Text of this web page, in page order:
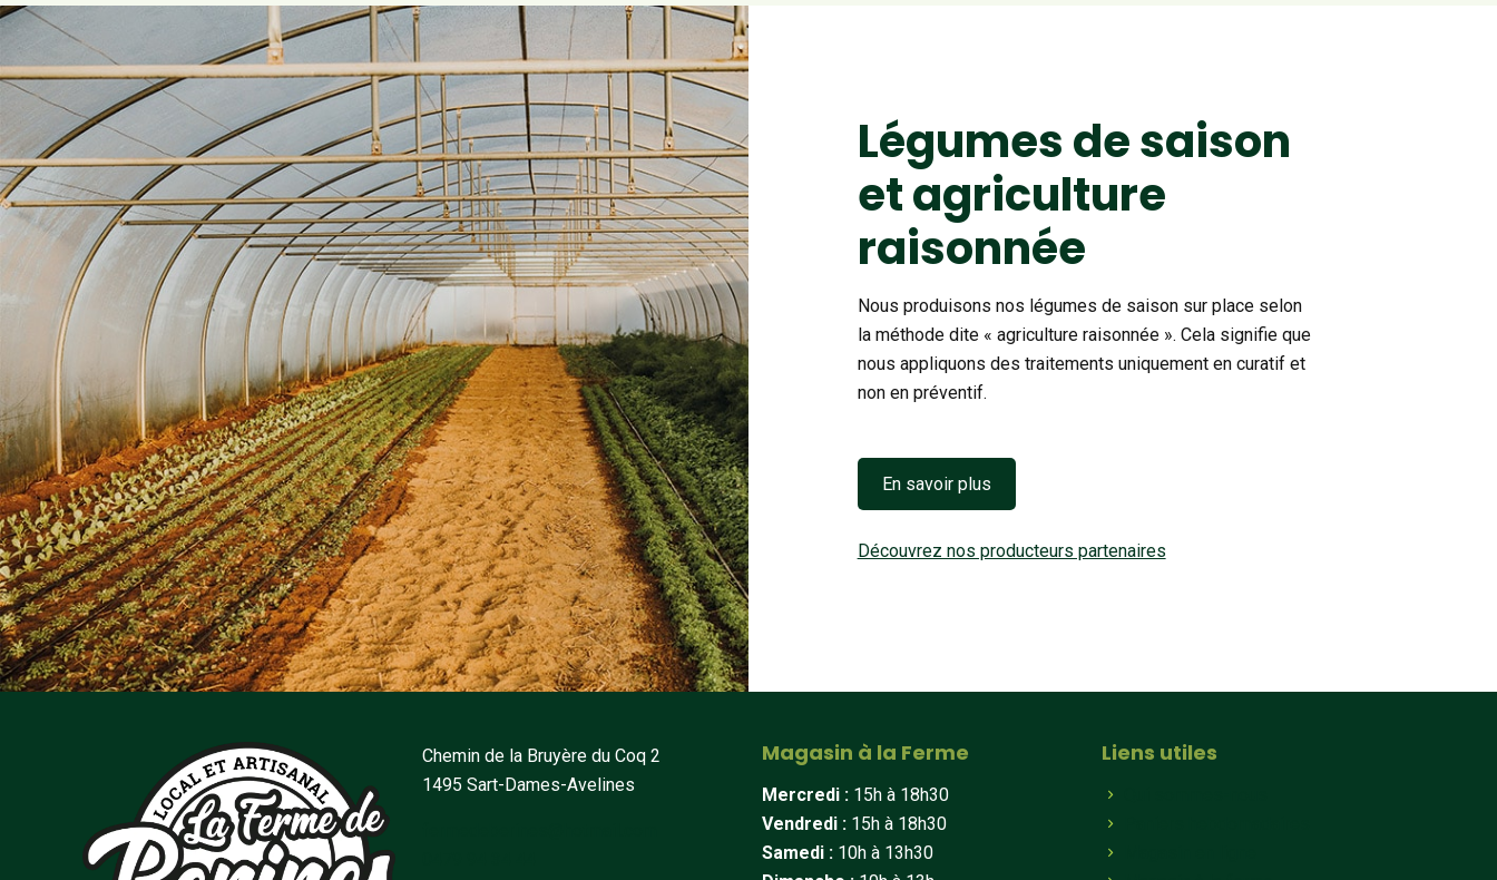
Légumes de saison
et agriculture
raisonnée
Nous produisons nos légumes de saison sur place selon
la méthode dite « agriculture raisonnée ». Cela signifie que
nous appliquons des traitements uniquement en curatif et
non en préventif.
En savoir plus
Découvrez nos producteurs partenaires
Chemin de la Bruyère du Coq 2
1495 Sart-Dames-Avelines
Magasin à la Ferme
Mercredi : 15h à 18h30
Vendredi : 15h à 18h30
Samedi : 10h à 13h30
Liens utiles